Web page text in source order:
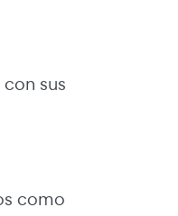
sus
como